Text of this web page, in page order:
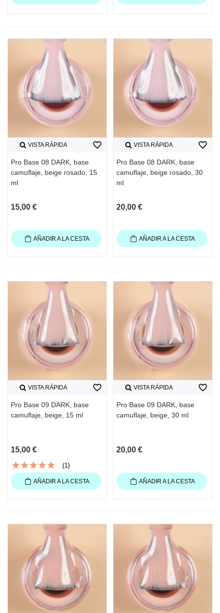
VISTA RÁPIDA
Pro Base 08 DARK, base
camuflaje, beige rosado, 15
ml
15,00 €
favorite_border
AÑADIR A LA CESTA
VISTA RÁPIDA
Pro Base 08 DARK, base
camuflaje, beige rosado, 30
ml
20,00 €
favorite_border
AÑADIR A LA CESTA
VISTA RÁPIDA
Pro Base 09 DARK, base
camuflaje, beige, 15 ml
15,00 €
(1)
favorite_border
AÑADIR A LA CESTA
VISTA RÁPIDA
Pro Base 09 DARK, base
camuflaje, beige, 30 ml
20,00 €
favorite_border
AÑADIR A LA CESTA